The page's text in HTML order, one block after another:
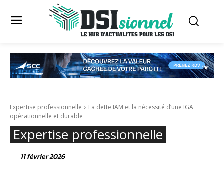
Expertise professionnelle
La dette IAM et la nécessité d’une IGA
opérationnelle et durable
Expertise professionnelle
11 février 2026